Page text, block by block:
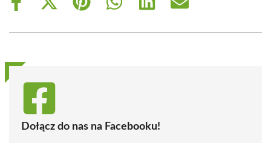
Share
Share
(Twitter)
Share
Share
Share
Share
Dołącz do nas na Facebooku!